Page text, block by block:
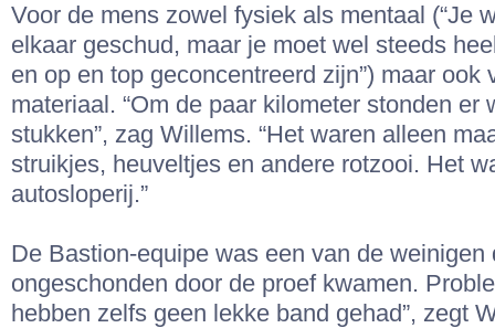
Voor de mens zowel fysiek als mentaal (“Je
elkaar geschud, maar je moet wel steeds
en op en top geconcentreerd zijn”) maar ook
materiaal. “Om de paar kilometer stonden er
stukken”, zag Willems. “Het waren alleen
struikjes, heuveltjes en andere rotzooi. Het
autosloperij.”
De Bastion-equipe was een van de weinigen
ongeschonden door de proef kwamen.
hebben zelfs geen lekke band gehad”, zegt